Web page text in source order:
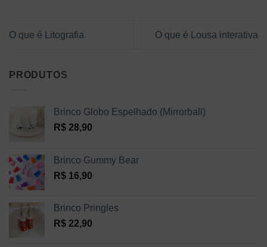
O que é Litografia O que é Lousa interativa
PRODUTOS
Brinco Globo Espelhado (Mirrorball)
R$ 28,90
Brinco Gummy Bear
R$ 16,90
Brinco Pringles
R$ 22,90